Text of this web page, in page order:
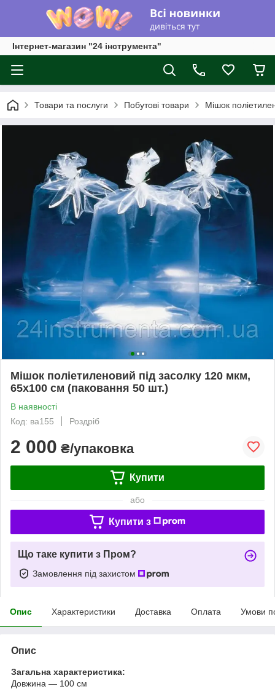
Інтернет-магазин "24 інструмента"
Товари та послуги Побутові товари Мішок
Мішок поліетиленовий під засолку 120 мкм,
65х100 см (паковання 50 шт.)
В наявності
Код: ва155
Роздріб
2 000 ₴/упаковка
Купити
або
Купити з
Що таке купити з Пром?
Замовлення під захистом
Опис Характеристики Доставка Оплата Умови
Опис
Загальна характеристика:
Довжина — 100 см